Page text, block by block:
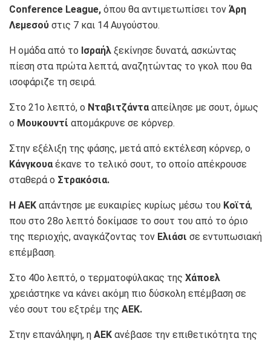
Conference League, όπου θα αντιμετωπίσει τον Άρη
Λεμεσού στις 7 και 14 Αυγούστου.
Η ομάδα από το Ισραήλ ξεκίνησε δυνατά, ασκώντας
πίεση στα πρώτα λεπτά, αναζητώντας το γκολ που θα
ισοφάριζε τη σειρά.
Στο 21ο λεπτό, ο Νταβιτζάντα απείλησε με σουτ, όμως
ο Μουκουντί απομάκρυνε σε κόρνερ.
Στην εξέλιξη της φάσης, μετά από εκτέλεση κόρνερ, ο
Κάνγκουα έκανε το τελικό σουτ, το οποίο απέκρουσε
σταθερά ο Στρακόσια.
Η ΑΕΚ απάντησε με ευκαιρίες κυρίως μέσω του Κοϊτά,
που στο 28ο λεπτό δοκίμασε το σουτ του από το όριο
της περιοχής, αναγκάζοντας τον Ελιάσι σε εντυπωσιακή
επέμβαση.
Στο 40ο λεπτό, ο τερματοφύλακας της Χάποελ
χρειάστηκε να κάνει ακόμη πιο δύσκολη επέμβαση σε
νέο σουτ του εξτρέμ της ΑΕΚ.
Στην επανάληψη, η ΑΕΚ ανέβασε την επιθετικότητα της